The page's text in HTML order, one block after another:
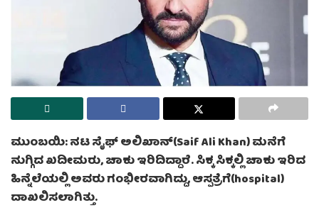
ಮುಂಬಯಿ: ನಟ ಸೈಫ್ ಅಲಿಖಾನ್(Saif Ali Khan) ಮನೆಗೆ
ನುಗ್ಗಿದ ಖದೀಮರು, ಚಾಕು ಇರಿದಿದ್ದಾರೆ. ಸಿಕ್ಕ ಸಿಕ್ಕಲ್ಲಿ ಚಾಕು ಇರಿದ
ಹಿನ್ನೆಲೆಯಲ್ಲಿ ಅವರು ಗಂಭೀರವಾಗಿದ್ದು, ಆಸ್ಪತ್ರೆಗೆ(hospital)
ದಾಖಲಿಸಲಾಗಿತ್ತು.